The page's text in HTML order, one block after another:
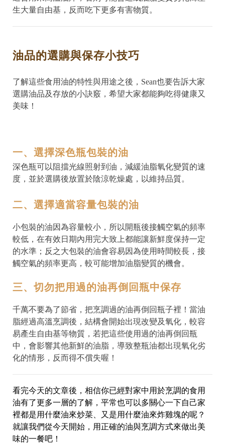
生大量自由基，反而吃下更多有害物質。
油品的選購與保存小技巧
了解這些食用油的特性與用途之後，Sean也要告訴大家
選購油品及存放的小訣竅，希望大家都能夠吃得健康又
美味！
一、選擇深色瓶包裝的油
深色瓶可以阻擋光線照射到油，減緩油脂氧化變質的速
度，並於選購後放置於陰涼乾燥處，以維持品質。
二、選擇適當容量包裝的油
小包裝的油因為容量較小，所以開瓶後接觸空氣的頻率
較低，在有效日期內用完大致上都能讓新鮮度保持一定
的水準；反之大包裝的油會容易因為使用時間較長，接
觸空氣的頻率更高，較可能增加油脂變質的機會。
三、切勿把用過的油再倒回瓶中保存
千萬不要為了節省，把烹調過的油再倒回瓶子裡！當油
脂經過高溫烹調後，結構會開始出現改變及氧化，較容
易產生自由基等物質，若把這些使用過的油再倒回瓶
中，會影響其他新鮮的油脂，導致整瓶油都出現氧化劣
化的情形，反而得不償失喔！
看完今天的文章後，相信你已經對家中用於烹調的食用
油有了更多一層的了解，平常也可以多關心一下自己家
裡都是用什麼油來炒菜、又是用什麼油來炸雞塊的呢？
就讓我們從今天開始，用正確的油與烹調方式來做出美
味的一餐吧！